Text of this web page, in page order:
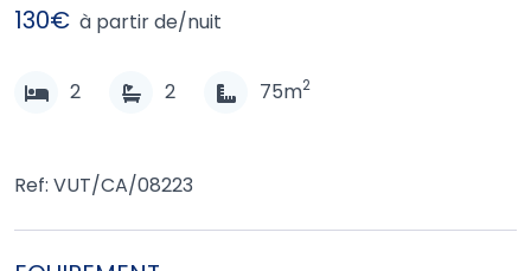
2 2 75m2
Ref: VUT/CA/08223
130€ à partir de/nuit